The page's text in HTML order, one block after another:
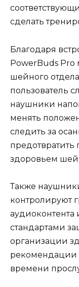
сделать
Благодаря
PowerBuds Pro
шейного
пользователь
наушники
менять
следить за
здоровьем
Также
контролируют
аудиоконтента
стандартами
организации
рекомендации
времени